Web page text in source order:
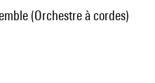
(Orchestre à cordes)